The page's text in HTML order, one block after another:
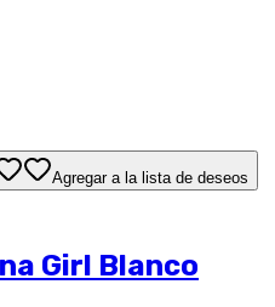
Agregar a la lista de deseos
Girl Blanco